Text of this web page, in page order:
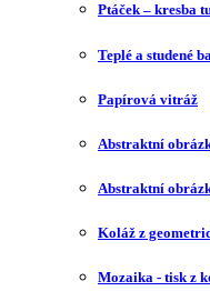
Ptáček – kresba
Teplé a studené
Papírová vitráž
Abstraktní
Abstraktní
Koláž z
Mozaika - tisk z